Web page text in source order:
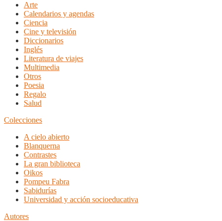
Arte
Calendarios y agendas
Ciencia
Cine y televisión
Diccionarios
Inglés
Literatura de viajes
Multimedia
Otros
Poesia
Regalo
Salud
Colecciones
A cielo abierto
Blanquerna
Contrastes
La gran biblioteca
Oikos
Pompeu Fabra
Sabidurías
Universidad y acción socioeducativa
Autores